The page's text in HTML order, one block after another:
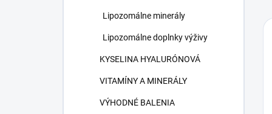
Lipozomálne minerály
Lipozomálne doplnky výživy
KYSELINA HYALURÓNOVÁ
VITAMÍNY A MINERÁLY
VÝHODNÉ BALENIA